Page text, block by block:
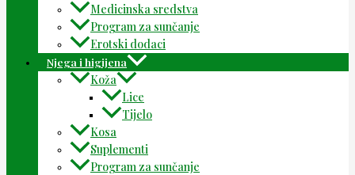
Medicinska sredstva
Program za sunčanje
Erotski dodaci
Njega i higijena
Koža
Lice
Tijelo
Kosa
Suplementi
Program za sunčanje